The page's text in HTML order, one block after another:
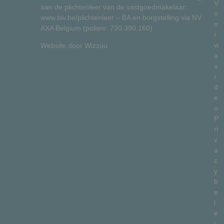
aan de plichtenleer van de vastgoedmakelaar:
www.biv.be/plichtenleer – BA en borgstelling via NV
AXA Belgium (polisnr. 730.390.160)
Website door Wizzou
V
o
o
r
w
a
a
r
d
e
n
P
ri
v
a
c
y
b
e
l
e